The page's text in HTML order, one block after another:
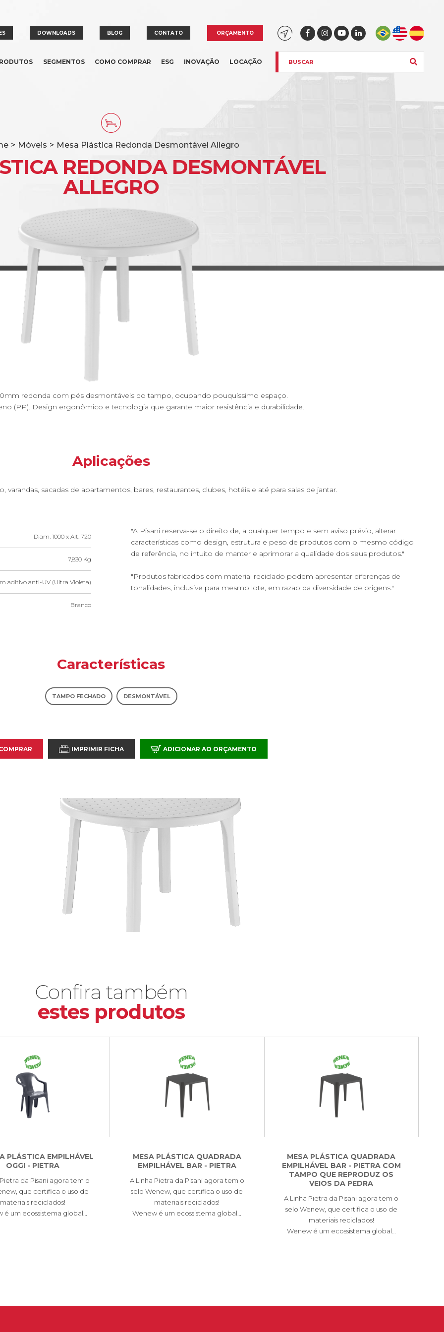
DOWNLOADS BLOG CONTATO ORÇAMENTO
SEGMENTOS COMO COMPRAR ESG INOVAÇÃO LOCAÇÃO
> Móveis > Mesa Plástica Redonda Desmontável Allegro
REDONDA DESMONTÁVEL
ALLEGRO
redonda com pés desmontáveis do tampo, ocupando pouquíssimo espaço.
(PP). Design ergonômico e tecnologia que garante maior resistência e durabilidade.
Aplicações
varandas, sacadas de apartamentos, bares, restaurantes, clubes, hotéis e até para salas de jantar.
Diam. 1000 x Alt. 720
7,830 Kg
aditivo anti-UV (Ultra Violeta)
Branco
"A Pisani reserva-se o direito de, a qualquer tempo e sem aviso prévio, alterar
características como design, estrutura e peso de produtos com o mesmo código
de referência, no intuito de manter e aprimorar a qualidade dos seus produtos."
"Produtos fabricados com material reciclado podem apresentar diferenças de
tonalidades, inclusive para mesmo lote, em razão da diversidade de origens."
Características
TAMPO FECHADO DESMONTÁVEL
IMPRIMIR FICHA ADICIONAR AO ORÇAMENTO
Confira também
estes produtos
PLÁSTICA EMPILHÁVEL
OGGI - PIETRA
da Pisani agora tem o
que certifica o uso de
materiais reciclados!
é um ecossistema global…
MESA PLÁSTICA QUADRADA
EMPILHÁVEL BAR - PIETRA
A Linha Pietra da Pisani agora tem o
selo Wenew, que certifica o uso de
materiais reciclados!
Wenew é um ecossistema global…
MESA PLÁSTICA QUADRADA
EMPILHÁVEL BAR - PIETRA COM
TAMPO QUE REPRODUZ OS
VEIOS DA PEDRA
A Linha Pietra da Pisani agora tem o
selo Wenew, que certifica o uso de
materiais reciclados!
Wenew é um ecossistema global…